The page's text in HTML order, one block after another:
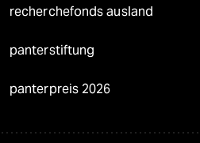
recherchefonds ausland
panterstiftung
panterpreis 2026